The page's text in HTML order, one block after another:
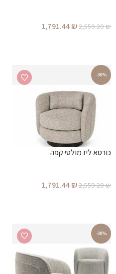
2,559.20₪
1,791.44₪
-30%
כורסא ליז מולטי קפה
2,559.20₪
1,791.44₪
-30%